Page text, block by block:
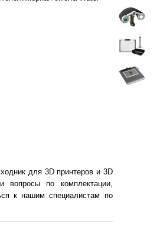
для 3D принтеров и 3D
по комплектации,
к нашим специалистам по